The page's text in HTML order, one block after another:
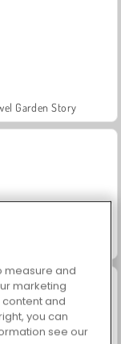
Garden Story
measure and
marketing
and
you can
see our